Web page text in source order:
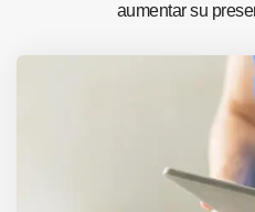
aumentar su